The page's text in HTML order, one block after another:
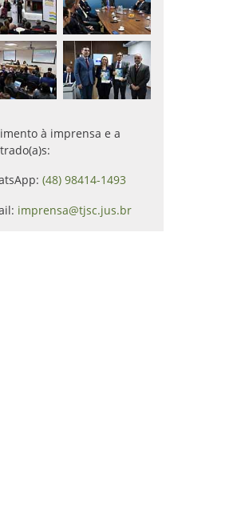
à imprensa e a
(48) 98414-1493
imprensa@tjsc.jus.br